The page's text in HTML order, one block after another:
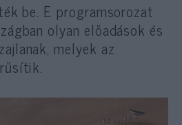
be. E programsorozat
olyan előadások és
melyek az